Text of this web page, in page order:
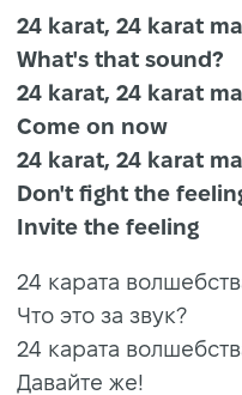
24 karat, 24 karat
What's that sound?
24 karat, 24 karat
Come on now
24 karat, 24 karat
Don't fight the
Invite the feeling
24 карата
Что это за звук?
24 карата
Давайте же!